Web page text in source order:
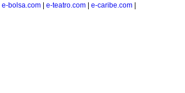
e-bolsa.com e-teatro.com e-caribe.com